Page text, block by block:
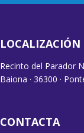
LOCALIZACIÓN
Recinto del Parador
Baiona · 36300 ·
CONTACTA